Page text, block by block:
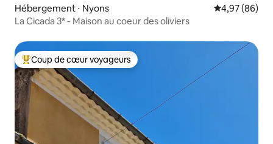
Hébergement ⋅ Nyons Évaluation
4,97 (86)
La Cicada 3* - Maison au coeur des oliviers
Coups de cœur voyageurs les plus appréciés
Coup de cœur voyageurs